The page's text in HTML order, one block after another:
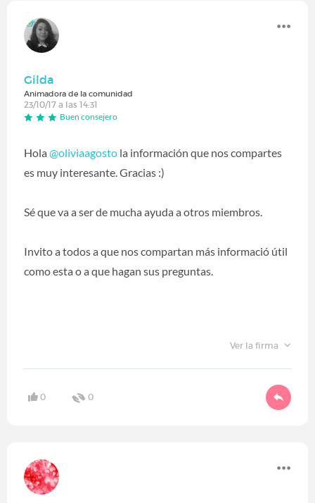
Gilda
Animadora de la comunidad
23/10/17 a las 14:31
Buen consejero
Hola @oliviaagosto ‍ la información que nos compartes
es muy interesante. Gracias :)
Sé que va a ser de mucha ayuda a otros miembros.
Invito a todos a que nos compartan más informació útil
como esta o a que hagan sus preguntas.
Ver la firma
0 0